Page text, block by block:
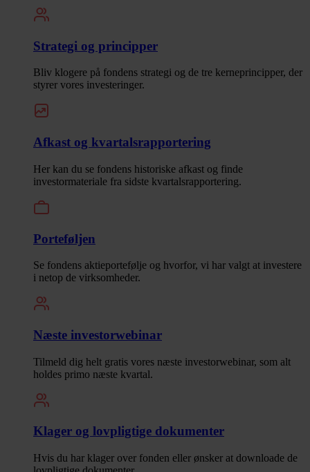
Strategi og principper
Bliv klogere på fondens strategi og de tre kerneprincipper, der
styrer vores investeringer.
Afkast og kvartalsrapportering
Her kan du se fondens historiske afkast og finde
investormateriale fra sidste kvartalsrapportering.
Porteføljen
Se fondens aktieportefølje og hvorfor, vi har valgt at investere
i netop de virksomheder.
Næste investorwebinar
Tilmeld dig helt gratis vores næste investorwebinar, som alt
holdes primo næste kvartal.
Klager og lovpligtige dokumenter
Hvis du har klager over fonden eller ønsker at downloade de